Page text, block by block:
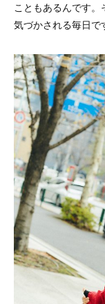
こともあるんです
気づかされる毎日で